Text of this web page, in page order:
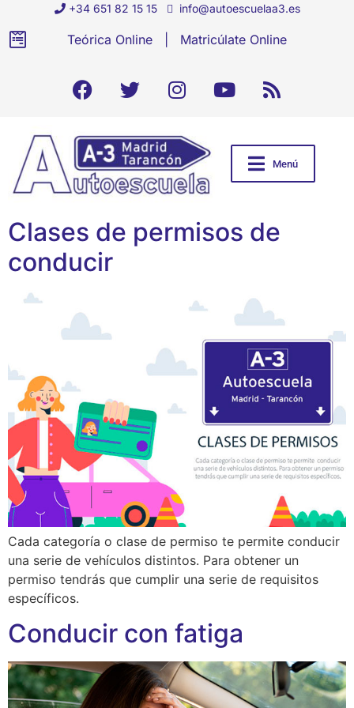
+34 651 82 15 15 info@autoescuelaa3.es
Teórica Online| Matricúlate Online
Menú
Clases de permisos de
conducir
Cada categoría o clase de permiso te permite conducir
una serie de vehículos distintos. Para obtener un
permiso tendrás que cumplir una serie de requisitos
específicos.
Conducir con fatiga